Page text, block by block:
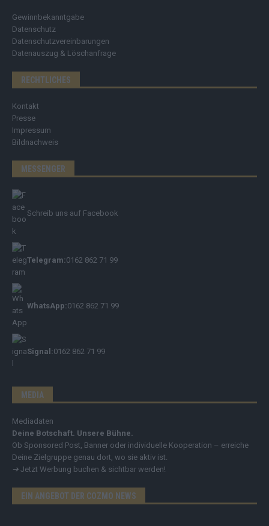
Gewinnbekanntgabe
Datenschutz
Datenschutzvereinbarungen
Datenauszug & Löschanfrage
RECHTLICHES
Kontakt
Presse
Impressum
Bildnachweis
MESSENGER
Schreib uns auf Facebook
Telegram:0162 862 71 99
WhatsApp:0162 862 71 99
Signal:0162 862 71 99
MEDIA
Mediadaten
Deine Botschaft. Unsere Bühne.
Ob Sponsored Post, Banner oder individuelle Kooperation – erreiche
Deine Zielgruppe genau dort, wo sie aktiv ist.
➔ Jetzt Werbung buchen & sichtbar werden!
EIN ANGEBOT DER COZMO NEWS